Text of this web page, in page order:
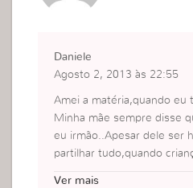
Daniele
Agosto 2, 2013 às 22:55
Amei a matéria,quando eu
Minha mãe sempre disse
eu irmão..Apesar dele ser
partilhar tudo,quando
Ver mais